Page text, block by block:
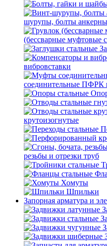
шурупы, болты
(бессварные муфтовые
вибровставки
соединительные
крутоизогнутые
резьбы и отрезки труб
Хомуты
Шпильки
Запорная арматура и